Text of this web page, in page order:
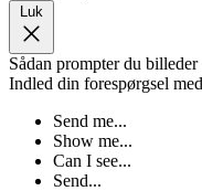
Luk
Sådan prompter du billeder
Indled din forespørgsel
Send me...
Show me...
Can I see...
Send...